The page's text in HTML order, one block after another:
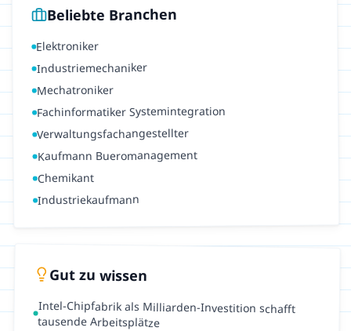
Beliebte Branchen
Elektroniker
Industriemechaniker
Mechatroniker
Fachinformatiker Systemintegration
Verwaltungsfachangestellter
Kaufmann Bueromanagement
Chemikant
Industriekaufmann
Gut zu wissen
Intel-Chipfabrik als Milliarden-Investition schafft
tausende Arbeitsplätze